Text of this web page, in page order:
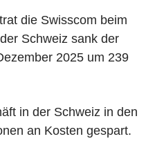
die Swisscom beim
Schweiz sank der
2025 um 239
in der Schweiz in den
an Kosten gespart.